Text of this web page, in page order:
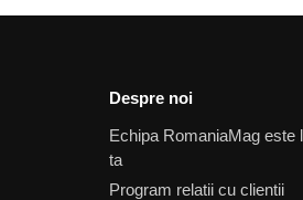
Despre noi
Echipa RomaniaMag este
ta
Program relatii cu clientii